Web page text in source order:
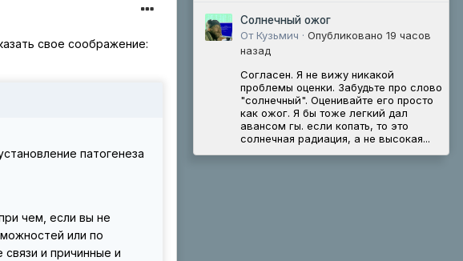
свое соображение:
патогенеза
чем, если вы не
или по
и причинные и
Солнечный ожог
От Кузьмич · Опубликовано 19 часов
назад
Согласен. Я не вижу никакой
проблемы оценки. Забудьте про слово
"солнечный". Оценивайте его просто
как ожог. Я бы тоже легкий дал
авансом гы. если копать, то это
солнечная радиация, а не высокая...